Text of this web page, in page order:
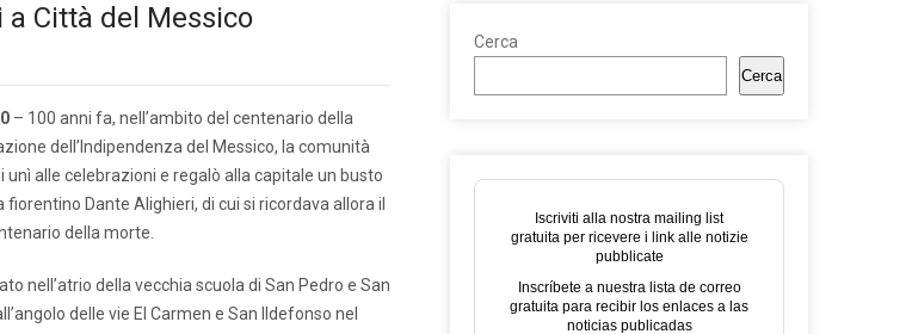
a Città del Messico
– 100 anni fa, nell’ambito del centenario della
dell’Indipendenza del Messico, la comunità
unì alle celebrazioni e regalò alla capitale un busto
fiorentino Dante Alighieri, di cui si ricordava allora il
della morte.
nell’atrio della vecchia scuola di San Pedro e San
delle vie El Carmen e San Ildefonso nel
Cerca
Cerca
Iscriviti alla nostra mailing list
gratuita per ricevere i link alle notizie
pubblicate
Inscríbete a nuestra lista de correo
gratuita para recibir los enlaces a las
noticias publicadas